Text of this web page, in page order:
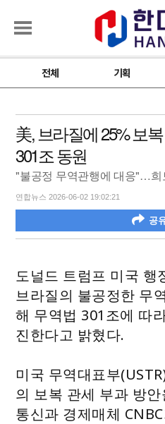
전체 기획
美, 브라질에 25% 보
301조 동원
"불공정 무역관행에 대응"…희
연합뉴스 2026-06-02 19:02:21
공
도널드 트럼프 미국 행
브라질의 불공정한 무
해 무역법 301조에 따
진한다고 밝혔다.
미국 무역대표부
의 보복 관세 부과 방
통신과 경제매체